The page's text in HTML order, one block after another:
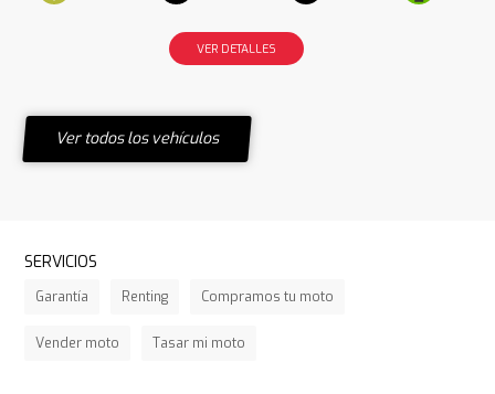
VER DETALLES
Ver todos los vehículos
SERVICIOS
Garantía Renting Compramos tu moto
Vender moto Tasar mi moto